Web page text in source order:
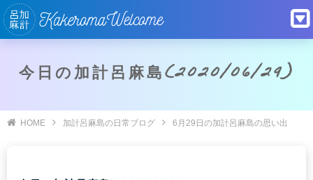
今日の加計呂麻島(2020/06/29)
HOME 加計呂麻島の日常ブログ 6月29日の加計呂麻島の思い出